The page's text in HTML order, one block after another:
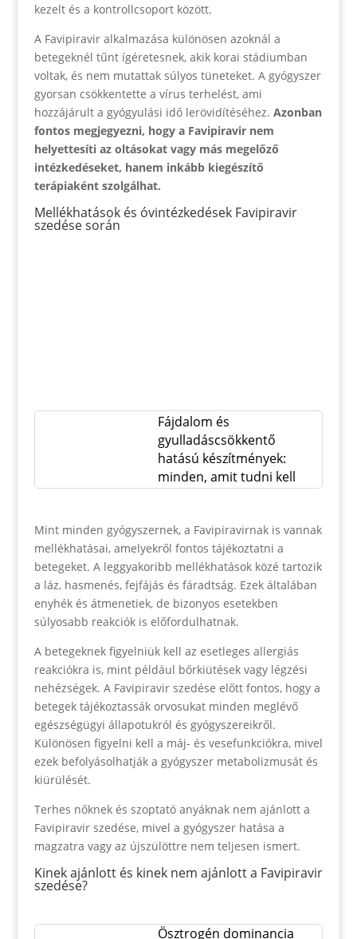
kezelt és a kontrollcsoport között.
A Favipiravir alkalmazása különösen azoknál a
betegeknél tűnt ígéretesnek, akik korai stádiumban
voltak, és nem mutattak súlyos tüneteket. A gyógyszer
gyorsan csökkentette a vírus terhelést, ami
hozzájárult a gyógyulási idő lerövidítéséhez. Azonban
fontos megjegyezni, hogy a Favipiravir nem
helyettesíti az oltásokat vagy más megelőző
intézkedéseket, hanem inkább kiegészítő
terápiaként szolgálhat.
Mellékhatások és óvintézkedések Favipiravir
szedése során
Fájdalom és
gyulladáscsökkentő
hatású készítmények:
minden, amit tudni kell
Mint minden gyógyszernek, a Favipiravirnak is vannak
mellékhatásai, amelyekről fontos tájékoztatni a
betegeket. A leggyakoribb mellékhatások közé tartozik
a láz, hasmenés, fejfájás és fáradtság. Ezek általában
enyhék és átmenetiek, de bizonyos esetekben
súlyosabb reakciók is előfordulhatnak.
A betegeknek figyelniük kell az esetleges allergiás
reakciókra is, mint például bőrkiütések vagy légzési
nehézségek. A Favipiravir szedése előtt fontos, hogy a
betegek tájékoztassák orvosukat minden meglévő
egészségügyi állapotukról és gyógyszereikről.
Különösen figyelni kell a máj- és vesefunkciókra, mivel
ezek befolyásolhatják a gyógyszer metabolizmusát és
kiürülését.
Terhes nőknek és szoptató anyáknak nem ajánlott a
Favipiravir szedése, mivel a gyógyszer hatása a
magzatra vagy az újszülöttre nem teljesen ismert.
Kinek ajánlott és kinek nem ajánlott a Favipiravir
szedése?
Ösztrogén dominancia